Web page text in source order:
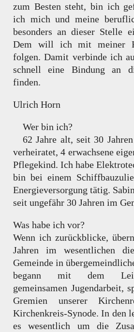
zum Besten steht, bin ich
ich mich und meine
besonders an dieser Stelle
Dem will ich mit meiner
folgen. Damit verbinde ich
schnell eine Bindung an
finden.
Ulrich Horn
Wer bin ich?
62 Jahre alt, seit 30
verheiratet, 4 erwachsene
Pflegekind. Ich habe
bin bei einem
Energieversorgung tätig.
seit ungefähr 30 Jahren im
Was habe ich vor?
Wenn ich zurückblicke,
Jahren im wesentlichen
Gemeinde in
begann mit dem
gemeinsamen Jugendarbeit,
Gremien unserer
Kirchenkreis-Synode. In den
es wesentlich um die